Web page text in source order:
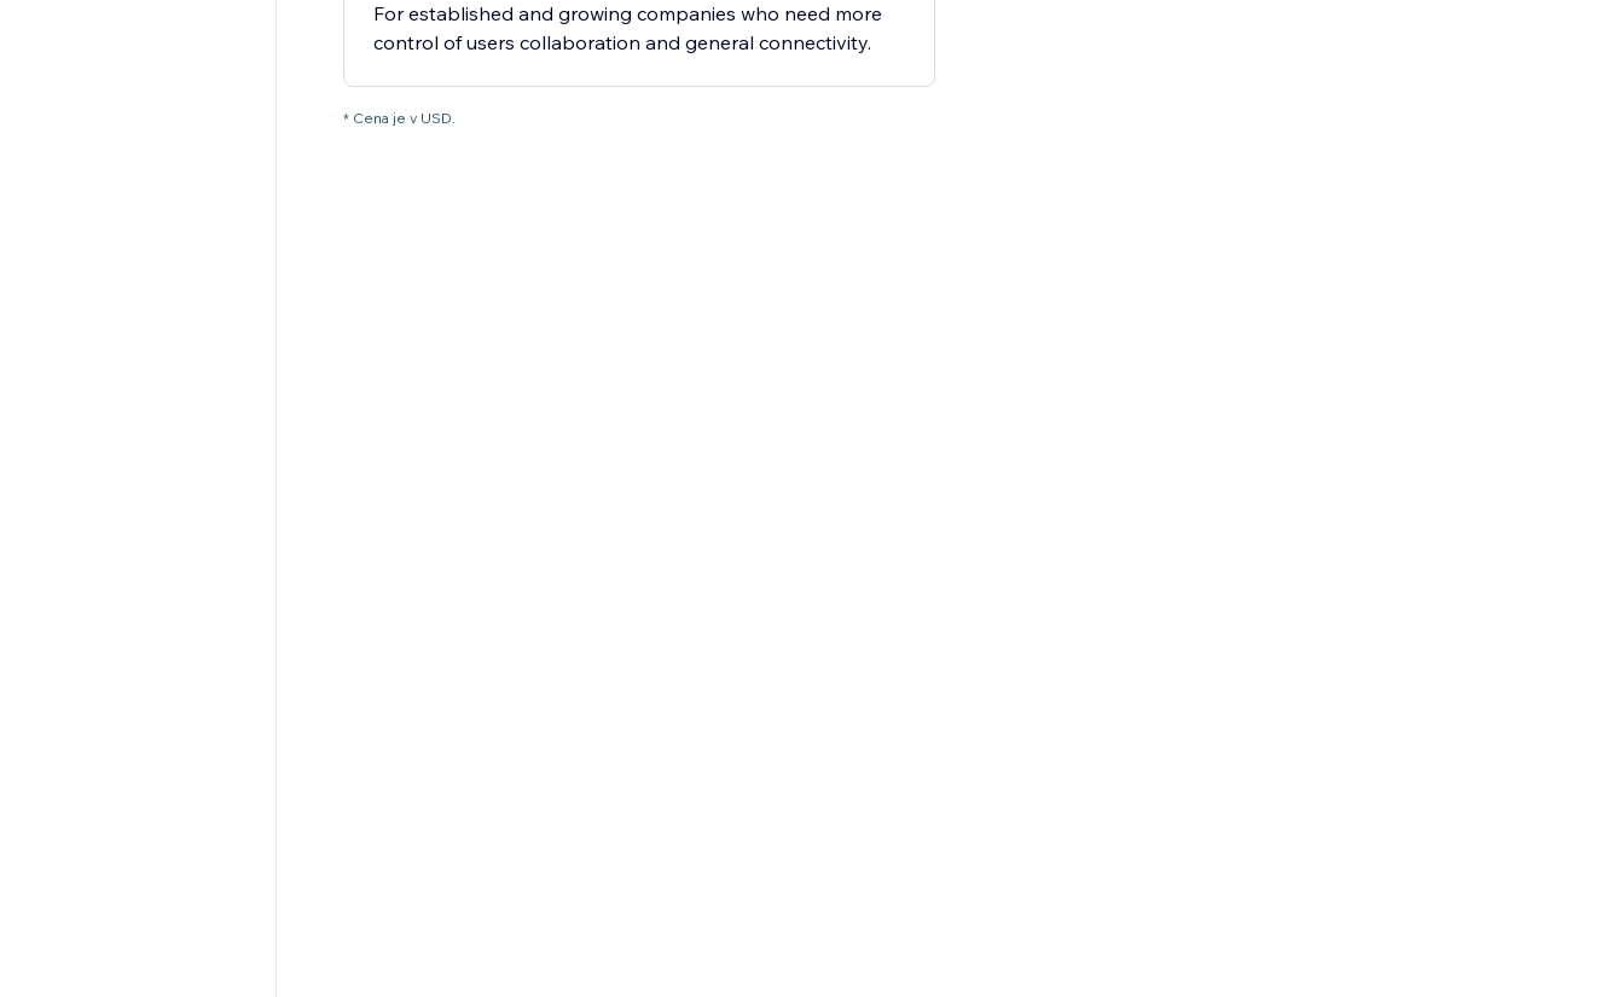
For established and growing companies who need more
control of users collaboration and general connectivity.
* Cena je v USD.